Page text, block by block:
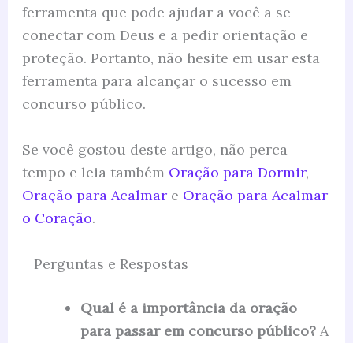
ferramenta que pode ajudar a você a se
conectar com Deus e a pedir orientação e
proteção. Portanto, não hesite em usar esta
ferramenta para alcançar o sucesso em
concurso público.
Se você gostou deste artigo, não perca
tempo e leia também Oração para Dormir,
Oração para Acalmare Oração para Acalmar
o Coração.
Perguntas e Respostas
Qual é a importância da oração
para passar em concurso público?A